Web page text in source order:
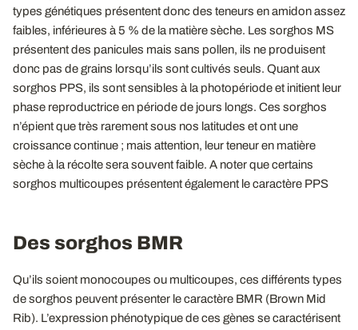
types génétiques présentent donc des teneurs en amidon assez
faibles, inférieures à 5 % de la matière sèche. Les sorghos MS
présentent des panicules mais sans pollen, ils ne produisent
donc pas de grains lorsqu’ils sont cultivés seuls. Quant aux
sorghos PPS, ils sont sensibles à la photopériode et initient leur
phase reproductrice en période de jours longs. Ces sorghos
n’épient que très rarement sous nos latitudes et ont une
croissance continue ; mais attention, leur teneur en matière
sèche à la récolte sera souvent faible. A noter que certains
sorghos multicoupes présentent également le caractère PPS
Des sorghos BMR
Qu’ils soient monocoupes ou multicoupes, ces différents types
de sorghos peuvent présenter le caractère BMR (Brown Mid
Rib). L’expression phénotypique de ces gènes se caractérisent